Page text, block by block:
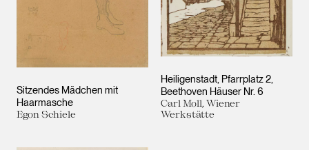
Sitzendes Mädchen mit
Haarmasche
Egon Schiele
Heiligenstadt, Pfarrplatz 2,
Beethoven Häuser Nr. 6
Carl Moll, Wiener
Werkstätte